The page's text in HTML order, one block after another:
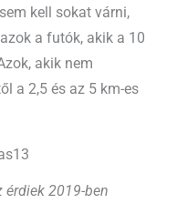
kell sokat várni,
a futók, akik a 10
akik nem
a 2,5 és az 5 km-es
érdiek 2019-ben